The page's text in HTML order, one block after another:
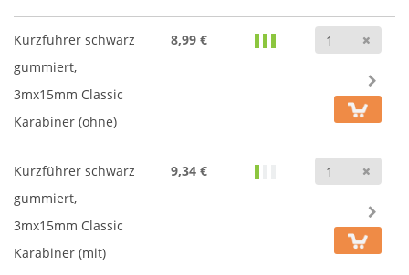
Kurzführer schwarz
gummiert,
3mx15mm Classic
Karabiner (ohne)
8,99 €
Kurzführer schwarz
gummiert,
3mx15mm Classic
Karabiner (mit)
9,34 €